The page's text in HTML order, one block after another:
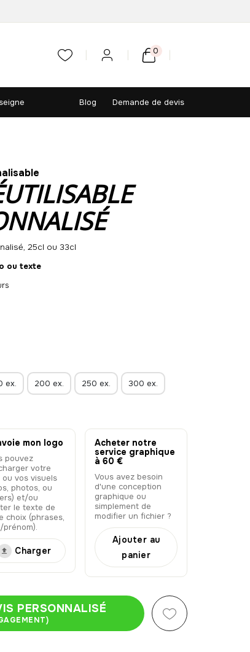
0
Blog Demande de devis
25cl ou 33cl
ou texte
ex. 200 ex. 250 ex. 300 ex.
mon logo
pouvez
votre
ou vos visuels
photos, ou
et/ou
le texte de
choix (phrases,
prénom).
Charger
Acheter notre
service graphique
à 60 €
Vous avez besoin
d'une conception
graphique ou
simplement de
modifier un fichier ?
Ajouter au
panier
PERSONNALISÉ